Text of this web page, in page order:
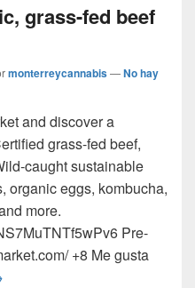
grass-fed beef
monterreycannabis—No hay
and discover a
grass-fed beef,
caught sustainable
organic eggs, kombucha,
more.
Pre-
+8 Me gusta
Certified organic, grass-fed